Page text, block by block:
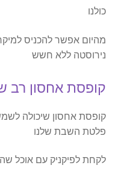
כולנו
מהיום אפשר להכניס
נירוסטה ללא חשש
קופסת אחסון רב
קופסת אחסון שיכולה
פלטת השבת שלנו
לקחת לפיקניק עם אוכל